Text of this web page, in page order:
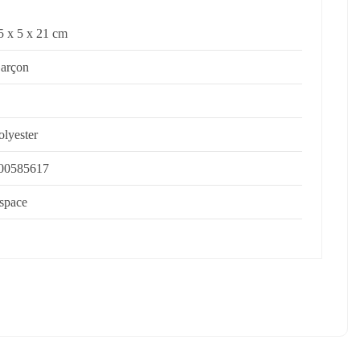
x 5 x 21 cm